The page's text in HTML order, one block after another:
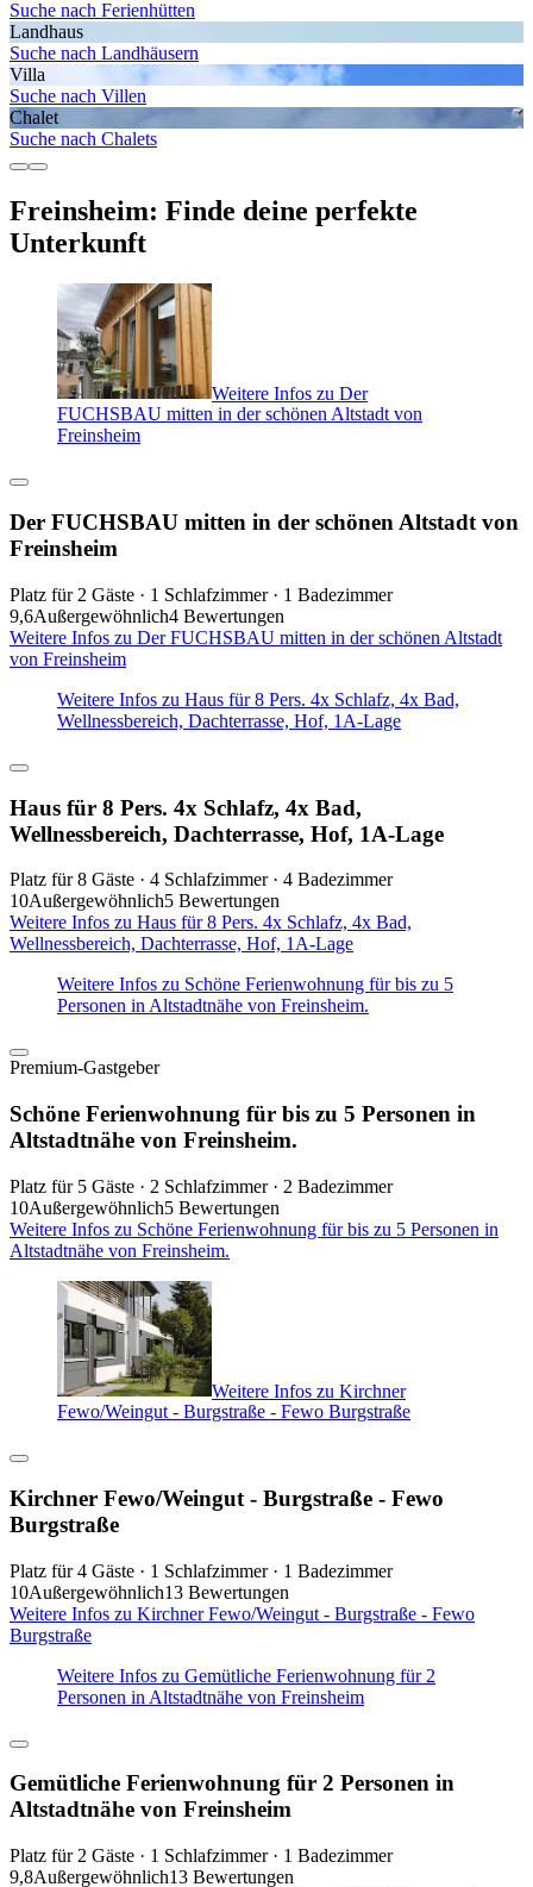
Suche nach Ferienhütten
Landhaus
Suche nach Landhäusern
Villa
Suche nach Villen
Chalet
Suche nach Chalets
Freinsheim: Finde deine perfekte
Unterkunft
Weitere Infos zu Der
FUCHSBAU mitten in der schönen Altstadt von
Freinsheim
Der FUCHSBAU mitten in der schönen Altstadt von
Freinsheim
Platz für 2 Gäste · 1 Schlafzimmer · 1 Badezimmer
9,6Außergewöhnlich4 Bewertungen
Weitere Infos zu Der FUCHSBAU mitten in der schönen Altstadt
von Freinsheim
Weitere Infos zu Haus für 8 Pers. 4x Schlafz, 4x Bad,
Wellnessbereich, Dachterrasse, Hof, 1A-Lage
Haus für 8 Pers. 4x Schlafz, 4x Bad,
Wellnessbereich, Dachterrasse, Hof, 1A-Lage
Platz für 8 Gäste · 4 Schlafzimmer · 4 Badezimmer
10Außergewöhnlich5 Bewertungen
Weitere Infos zu Haus für 8 Pers. 4x Schlafz, 4x Bad,
Wellnessbereich, Dachterrasse, Hof, 1A-Lage
Weitere Infos zu Schöne Ferienwohnung für bis zu 5
Personen in Altstadtnähe von Freinsheim.
Premium-Gastgeber
Schöne Ferienwohnung für bis zu 5 Personen in
Altstadtnähe von Freinsheim.
Platz für 5 Gäste · 2 Schlafzimmer · 2 Badezimmer
10Außergewöhnlich5 Bewertungen
Weitere Infos zu Schöne Ferienwohnung für bis zu 5 Personen in
Altstadtnähe von Freinsheim.
Weitere Infos zu Kirchner
Fewo/Weingut - Burgstraße - Fewo Burgstraße
Kirchner Fewo/Weingut - Burgstraße - Fewo
Burgstraße
Platz für 4 Gäste · 1 Schlafzimmer · 1 Badezimmer
10Außergewöhnlich13 Bewertungen
Weitere Infos zu Kirchner Fewo/Weingut - Burgstraße - Fewo
Burgstraße
Weitere Infos zu Gemütliche Ferienwohnung für 2
Personen in Altstadtnähe von Freinsheim
Gemütliche Ferienwohnung für 2 Personen in
Altstadtnähe von Freinsheim
Platz für 2 Gäste · 1 Schlafzimmer · 1 Badezimmer
9,8Außergewöhnlich13 Bewertungen